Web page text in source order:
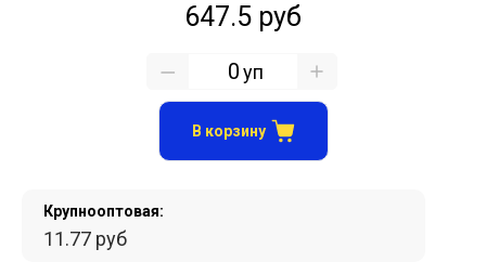
Крупнооптовая:
11.77 руб
647.5 руб
уп
В корзину